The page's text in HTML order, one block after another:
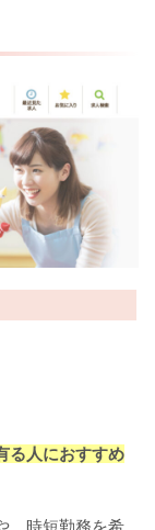
る人におすすめ